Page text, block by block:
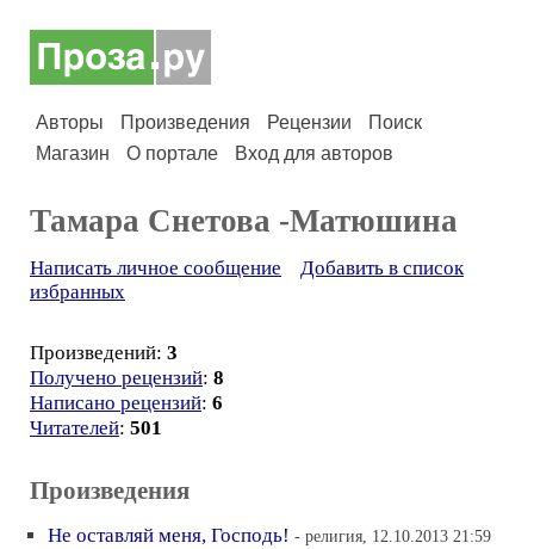
Авторы Произведения Рецензии
Поиск
Магазин
О портале Вход для авторов
Тамара Снетова -Матюшина
Написать личное сообщение
Добавить в список
избранных
Произведений: 3
Получено рецензий: 8
Написано рецензий: 6
Читателей: 501
Произведения
Не оставляй меня, Господь! - религия, 12.10.2013 21:59